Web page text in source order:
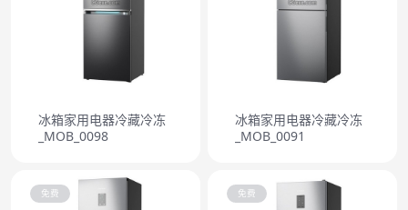
冰箱家用电器冷藏冷冻
_MOB_0098
冰箱家用电器冷藏冷冻
_MOB_0091
免费 免费